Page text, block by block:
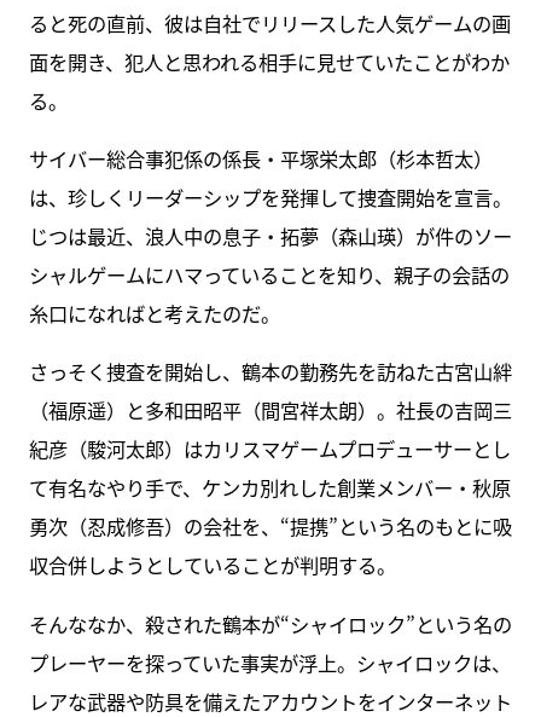
ると死の直前、彼は自社でリリースした人気ゲームの画
面を開き、犯人と思われる相手に見せていたことがわか
る。
サイバー総合事犯係の係長・平塚栄太郎（杉本哲太）
は、珍しくリーダーシップを発揮して捜査開始を宣言。
じつは最近、浪人中の息子・拓夢（森山瑛）が件のソー
シャルゲームにハマっていることを知り、親子の会話の
糸口になればと考えたのだ。
さっそく捜査を開始し、鶴本の勤務先を訪ねた古宮山絆
（福原遥）と多和田昭平（間宮祥太朗）。社長の吉岡三
紀彦（駿河太郎）はカリスマゲームプロデューサーとし
て有名なやり手で、ケンカ別れした創業メンバー・秋原
勇次（忍成修吾）の会社を、“提携”という名のもとに吸
収合併しようとしていることが判明する。
そんななか、殺された鶴本が“シャイロック”という名の
プレーヤーを探っていた事実が浮上。シャイロックは、
レアな武器や防具を備えたアカウントをインターネット